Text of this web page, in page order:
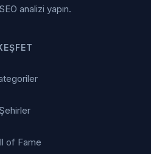
analizi yapın.
Şehirler
of Fame